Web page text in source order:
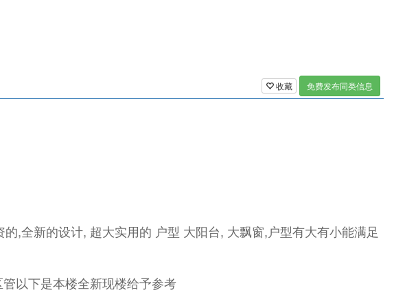
收藏 免费发布同类信息
,全新的设计, 超大实用的 户型 大阳台, 大飘窗,户型有大有小能满足
以下是本楼全新现楼给予参考